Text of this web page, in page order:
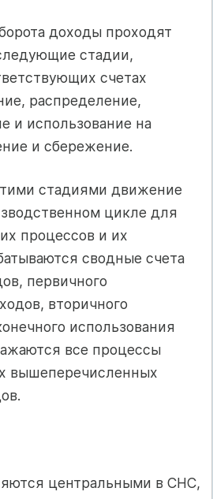
доходы проходят
стадии,
счетах
распределение,
и использование на
и сбережение.
стадиями движение
цикле для
процессов и их
сводные счета
первичного
вторичного
использования
все процессы
вышеперечисленных
центральными в СНС,